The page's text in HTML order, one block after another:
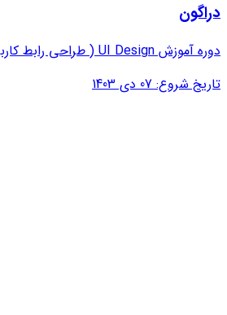
دراگون
دوره آموزش UI Design ( طراحی رابط کاربری) جامع
تاریخ شروع: 07 دی 1403